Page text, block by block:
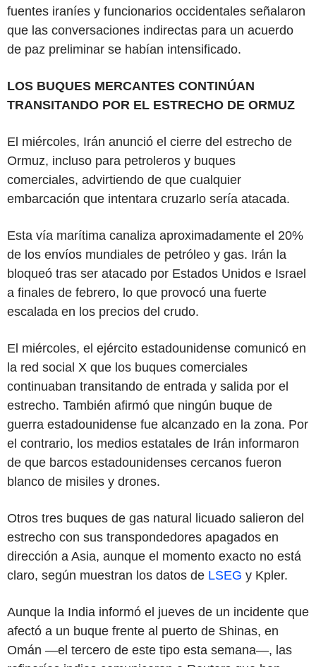
fuentes iraníes y funcionarios occidentales señalaron
que las conversaciones indirectas para un acuerdo
de paz preliminar se habían intensificado.
LOS BUQUES MERCANTES CONTINÚAN
TRANSITANDO POR EL ESTRECHO DE ORMUZ
El miércoles, Irán anunció el cierre del estrecho de
Ormuz, incluso para petroleros y buques
comerciales, advirtiendo de que cualquier
embarcación que intentara cruzarlo sería atacada.
Esta vía marítima canaliza aproximadamente el 20%
de los envíos mundiales de petróleo y gas. Irán la
bloqueó tras ser atacado por Estados Unidos e Israel
a finales de febrero, lo que provocó una fuerte
escalada en los precios del crudo.
El miércoles, el ejército estadounidense comunicó en
la red social X que los buques comerciales
continuaban transitando de entrada y salida por el
estrecho. También afirmó que ningún buque de
guerra estadounidense fue alcanzado en la zona. Por
el contrario, los medios estatales de Irán informaron
de que barcos estadounidenses cercanos fueron
blanco de misiles y drones.
Otros tres buques de gas natural licuado salieron del
estrecho con sus transpondedores apagados en
dirección a Asia, aunque el momento exacto no está
claro, según muestran los datos de LSEG y Kpler.
Aunque la India informó el jueves de un incidente que
afectó a un buque frente al puerto de Shinas, en
Omán —el tercero de este tipo esta semana—, las